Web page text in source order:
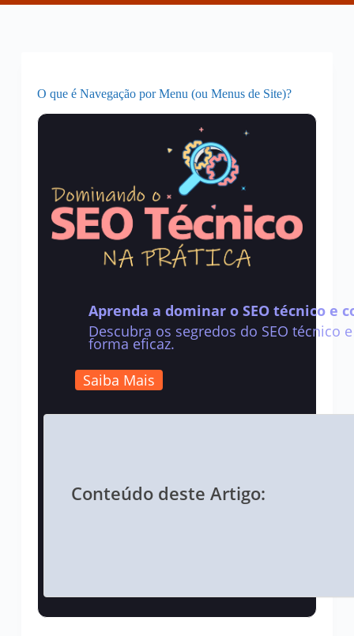
O que é Navegação por Menu (ou Menus de Site)?
Aprenda a dominar o SEO técnico e
Descubra os segredos do SEO
forma eficaz.
Saiba Mais
Conteúdo deste Artigo: